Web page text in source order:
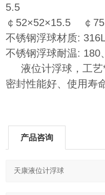
5.5
￠52×52×15.5
不锈钢浮球材质:
不锈钢浮球耐温:
液位计浮球​，工艺*
密封性能好、使用寿
产品咨询